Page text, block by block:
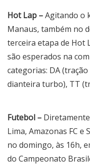
Hot Lap –Agitando o
Manaus, também no
terceira etapa de Hot
são esperados na
categorias: DA
dianteira turbo), TT
Futebol –
Lima, Amazonas FC e
no domingo, às 16h,
do Campeonato